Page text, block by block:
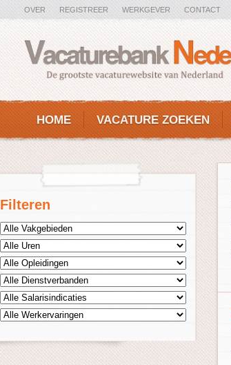
OVER REGISTREER WERKGEVER CONTACT
HOME VACATURE ZOEKEN
Filteren